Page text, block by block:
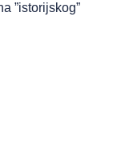
”istorijskog”